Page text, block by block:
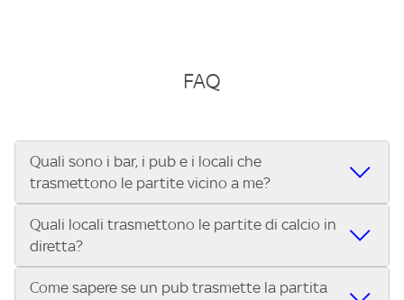
FAQ
Quali sono i bar, i pub e i locali che
trasmettono le partite vicino a me?
Se cerchi un bar, pub, ristorante o locale vicino a te per
vedere le partite di Serie A ENILIVE, la Serie C Sky Wifi, la
UEFA Champions League, la UEFA Europa League, la UEFA
Conference League, il Tennis, la Formula 1®, la MotoGP™ e
Quali locali trasmettono le partite di calcio in
diretta?
Vuoi sapere quali bar, pub o ristoranti mostrano le partite
Come sapere se un pub trasmette la partita